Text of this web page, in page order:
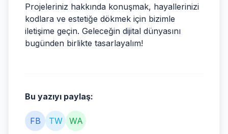
Projeleriniz hakkında konuşmak, hayallerinizi
kodlara ve estetiğe dökmek için bizimle
iletişime geçin. Geleceğin dijital dünyasını
bugünden birlikte tasarlayalım!
Bu yazıyı paylaş:
FB TW WA